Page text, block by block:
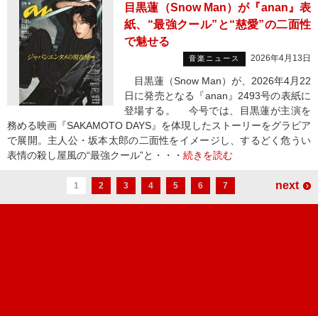
目黒蓮（Snow Man）が『anan』表
紙、“最強クール”と“慈愛”の二面性
で魅せる
音楽ニュース 2026年4月13日
目黒蓮（Snow Man）が、2026年4月22
日に発売となる『anan』2493号の表紙に
登場する。 今号では、目黒蓮が主演を
務める映画『SAKAMOTO DAYS』を体現したストーリーをグラビア
で展開。主人公・坂本太郎の二面性をイメージし、するどく危うい
表情の殺し屋風の“最強クール”と・・・ 続きを読む
1 2 3 4 5 6 7 next